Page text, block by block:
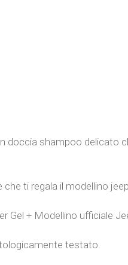
doccia shampoo delicato
ti regala il modellino
+ Modellino ufficiale
testato.